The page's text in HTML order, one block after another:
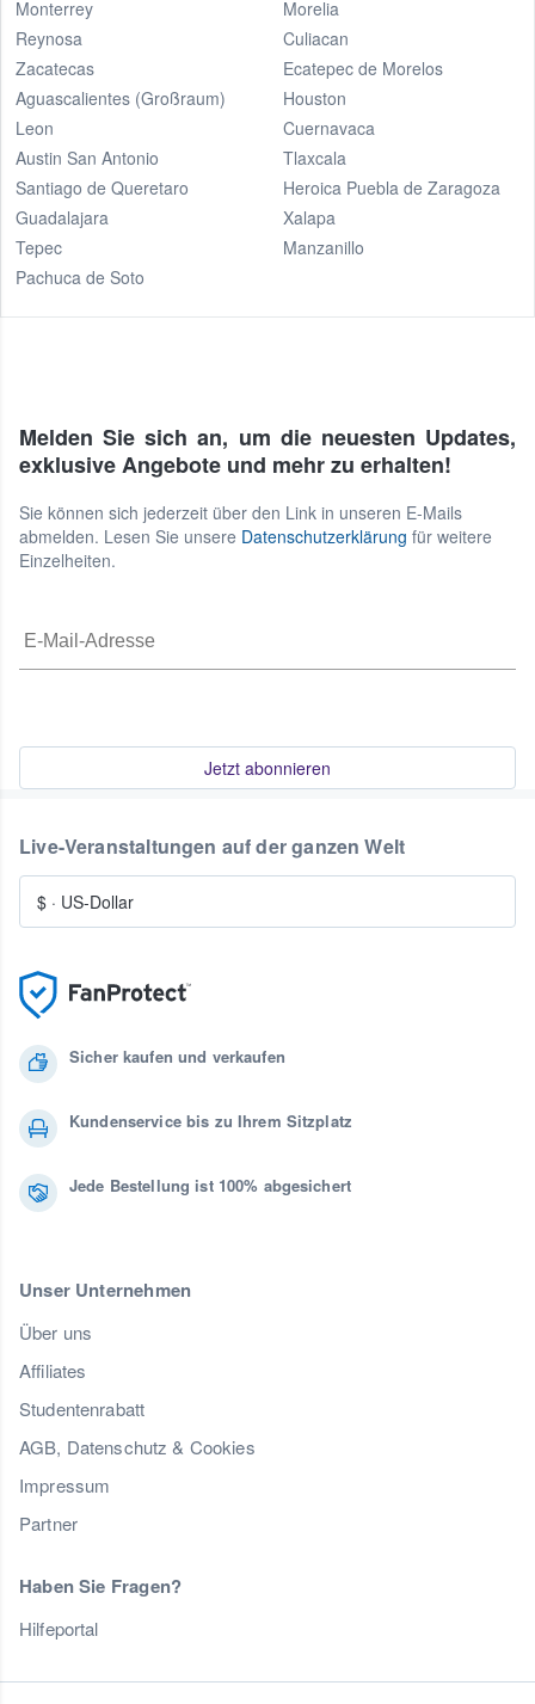
Monterrey
Reynosa
Zacatecas
Aguascalientes (Großraum)
Leon
Austin San Antonio
Santiago de Queretaro
Guadalajara
Tepec
Pachuca de Soto
Morelia
Culiacan
Ecatepec de Morelos
Houston
Cuernavaca
Tlaxcala
Heroica Puebla de Zaragoza
Xalapa
Manzanillo
Melden Sie sich an, um die neuesten Updates,
exklusive Angebote und mehr zu erhalten!
Sie können sich jederzeit über den Link in unseren E-Mails
abmelden. Lesen Sie unsere Datenschutzerklärung für weitere
Einzelheiten.
Jetzt abonnieren
Sicher kaufen und verkaufen
Kundenservice bis zu Ihrem Sitzplatz
Jede Bestellung ist 100% abgesichert
Unser Unternehmen
Über uns
Affiliates
Studentenrabatt
AGB, Datenschutz & Cookies
Impressum
Partner
Haben Sie Fragen?
Hilfeportal
Live-Veranstaltungen auf der ganzen Welt
$ · US-Dollar